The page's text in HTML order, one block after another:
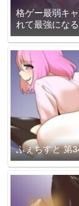
格ゲー最弱キ
れて最強にな
ふぇちすと 第